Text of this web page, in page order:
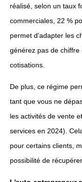
réalisé, selon un taux
commerciales, 22 %
permet d’adapter les
générez pas de
cotisations.
De plus, ce régime
tant que vous ne
les activités de vente
services en 2024).
pour certains clients,
possibilité de